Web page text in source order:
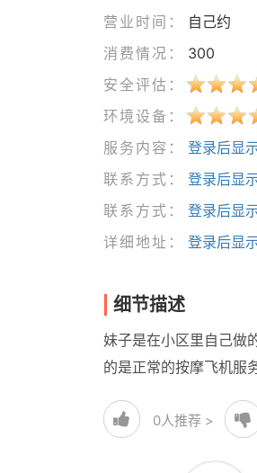
营业时间：
自己约
消费情况：
300
安全评估：
环境设备：
服务内容：
登录后显
联系方式：
登录后显
联系方式：
登录后显
详细地址：
登录后显
细节描述
妹子是在小区里自己做
的是正常的按摩飞机服
0人推荐 >